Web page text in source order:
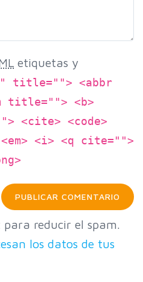
etiquetas y
title=""> <abbr
title=""> <b>
<cite> <code>
<i> <q cite="">
reducir el spam.
los datos de tus